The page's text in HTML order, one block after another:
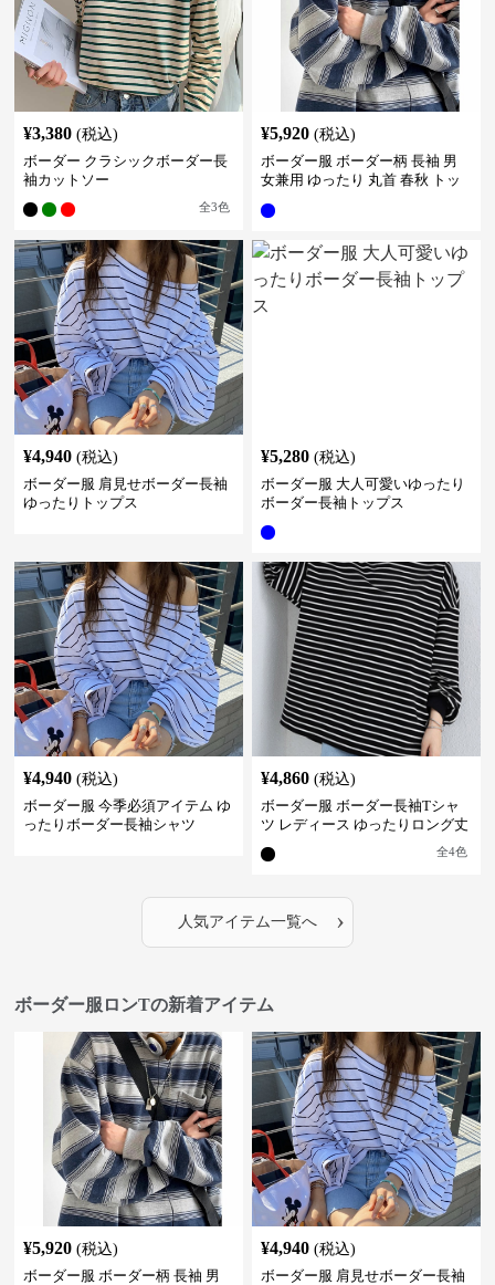
¥3,380 (税込)
ボーダー クラシックボーダー長
袖カットソー
全3色
¥5,920 (税込)
ボーダー服 ボーダー柄 長袖 男
女兼用 ゆったり 丸首 春秋 トッ
¥4,940 (税込)
ボーダー服 肩見せボーダー長袖
ゆったりトップス
¥5,280 (税込)
ボーダー服 大人可愛いゆったり
ボーダー長袖トップス
¥4,940 (税込)
ボーダー服 今季必須アイテム ゆ
ったりボーダー長袖シャツ
¥4,860 (税込)
ボーダー服 ボーダー長袖Tシャ
ツ レディース ゆったりロング丈
全4色
人気アイテム一覧へ ›
ボーダー服ロンTの新着アイテム
¥5,920 (税込)
ボーダー服 ボーダー柄 長袖 男
¥4,940 (税込)
ボーダー服 肩見せボーダー長袖